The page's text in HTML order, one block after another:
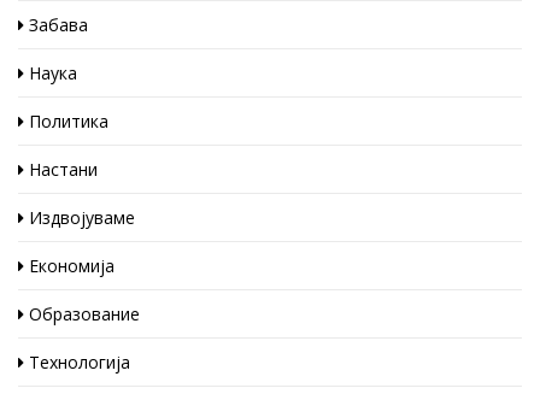
Забава
Наука
Политика
Настани
Издвојуваме
Економија
Образование
Технологија